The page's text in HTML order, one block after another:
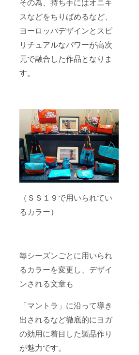
スなどをちりばめるなど、
ヨーロッパデザインとスピ
リチュアルなパワーが高次
元で融合した作品となりま
す。
（ＳＳ１９で用いられてい
るカラー）
毎シーズンごとに用いられ
るカラーを変更し、デザイ
ンされる文章も
「マントラ」に沿って導き
出されるなど徹底的にヨガ
の効用に着目した製品作り
が魅力です。